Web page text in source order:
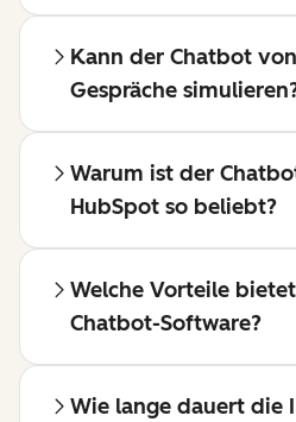
Kann der Chatbot
Gespräche
Warum ist der
HubSpot so beliebt?
Welche Vorteile
Chatbot-Software?
Wie lange dauert die